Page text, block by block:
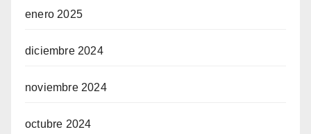
enero 2025
diciembre 2024
noviembre 2024
octubre 2024